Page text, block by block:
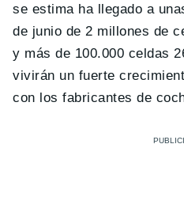
se estima ha llegado a
de junio de 2 millones de
y más de 100.000 celdas
vivirán un fuerte
con los fabricantes de